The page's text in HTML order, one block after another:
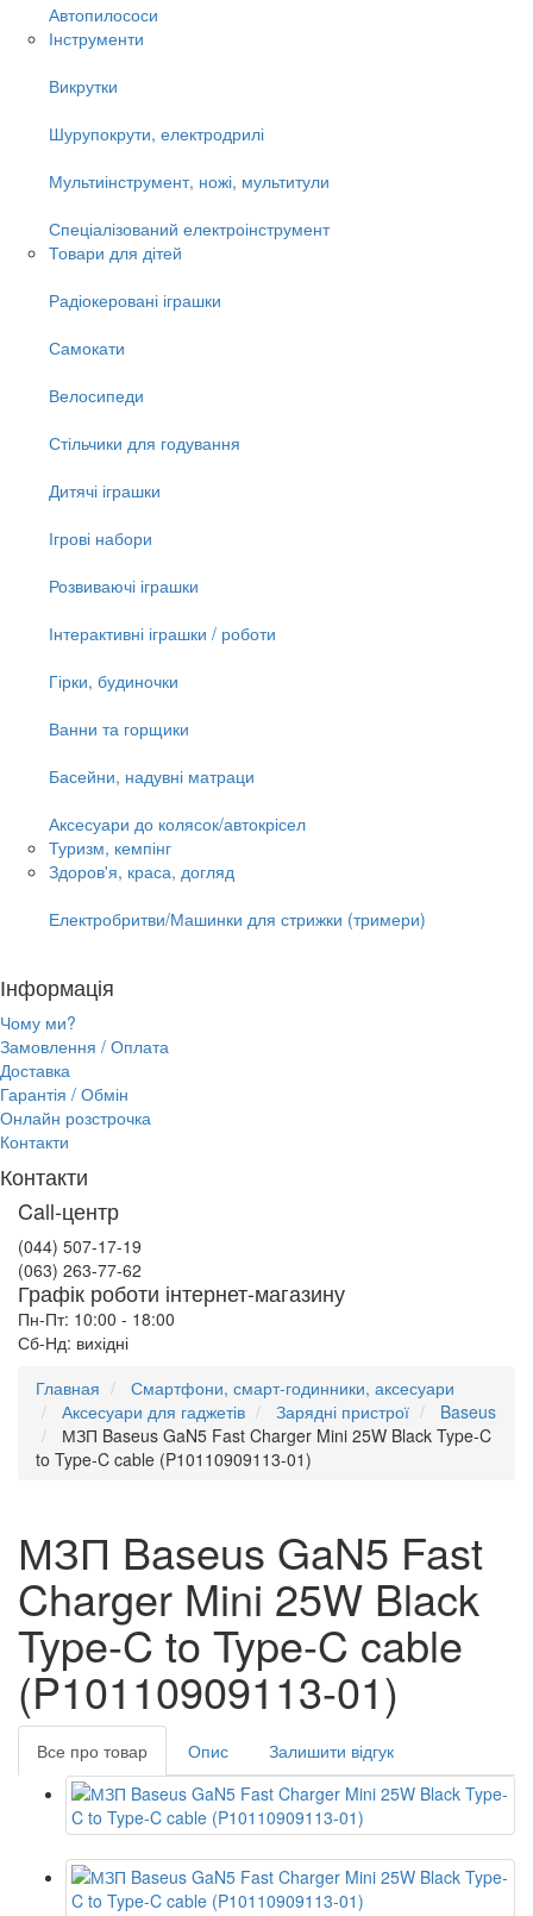
Автопилососи
Інструменти
Викрутки
Шурупокрути, електродрилі
Мультиінструмент, ножі, мультитули
Спеціалізований електроінструмент
Товари для дітей
Радіокеровані іграшки
Самокати
Велосипеди
Стільчики для годування
Дитячі іграшки
Ігрові набори
Розвиваючі іграшки
Інтерактивні іграшки / роботи
Гірки, будиночки
Ванни та горщики
Басейни, надувні матраци
Аксесуари до колясок/автокрісел
Туризм, кемпінг
Здоров'я, краса, догляд
Електробритви/Машинки для стрижки (тримери)
Інформація
Чому ми?
Замовлення / Оплата
Доставка
Гарантія / Обмін
Онлайн розстрочка
Контакти
Контакти
Call-центр
(044) 507-17-19
(063) 263-77-62
Графік роботи інтернет-магазину
Пн-Пт: 10:00 - 18:00
Сб-Нд: вихідні
Главная
Смартфони, смарт-годинники, аксесуари
Аксесуари для гаджетів
Зарядні пристрої
Baseus
МЗП Baseus GaN5 Fast Charger Mini 25W Black Type-C
to Type-C cable (P10110909113-01)
МЗП Baseus GaN5 Fast
Charger Mini 25W Black
Type-C to Type-C cable
(P10110909113-01)
Все про товар Опис Залишити відгук